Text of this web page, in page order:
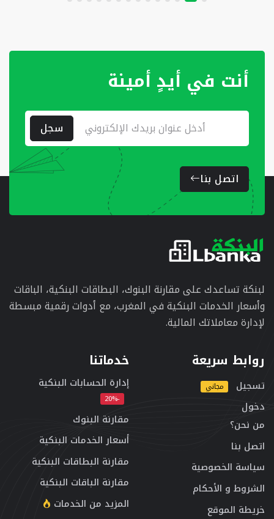
أنت في أيدٍ أمينة
سجل
اتصل بنا
لبنكة تساعدك على مقارنة البنوك، البطاقات البنكية، الباقات
وأسعار الخدمات البنكية في المغرب، مع أدوات رقمية مبسطة
لإدارة معاملاتك المالية.
روابط سريعة
تسجيل مجاني
دخول
من نحن؟
اتصل بنا
سياسة الخصوصية
الشروط و الأحكام
خريطة الموقع
خدماتنا
إدارة الحسابات البنكية
-20%
مقارنة البنوك
أسعار الخدمات البنكية
مقارنة البطاقات البنكية
مقارنة الباقات البنكية
المزيد من الخدمات